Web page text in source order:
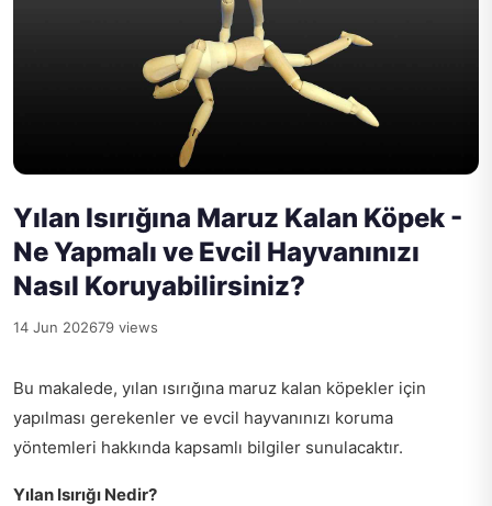
Yılan Isırığına Maruz Kalan Köpek -
Ne Yapmalı ve Evcil Hayvanınızı
Nasıl Koruyabilirsiniz?
14 Jun 202679 views
Bu makalede, yılan ısırığına maruz kalan köpekler için
yapılması gerekenler ve evcil hayvanınızı koruma
yöntemleri hakkında kapsamlı bilgiler sunulacaktır.
Yılan Isırığı Nedir?